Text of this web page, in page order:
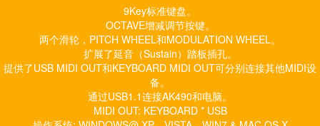
9Key标准键盘。
OCTAVE增减调节按键。
两个滑轮，PITCH WHEEL和MODULATION WHEEL。
扩展了延音（Sustain）踏板插孔。
提供了USB MIDI OUT和KEYBOARD MIDI OUT可分别连接其他MIDI设
备。
通过USB1.1连接AK490和电脑。
MIDI OUT: KEYBOARD * USB